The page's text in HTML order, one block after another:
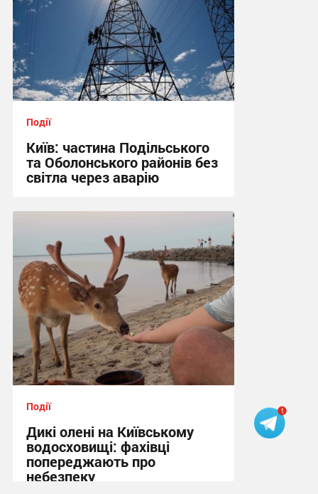
Події
Київ: частина Подільського
та Оболонського районів без
світла через аварію
Події
Дикі олені на Київському
водосховищі: фахівці
попереджають про
небезпеку